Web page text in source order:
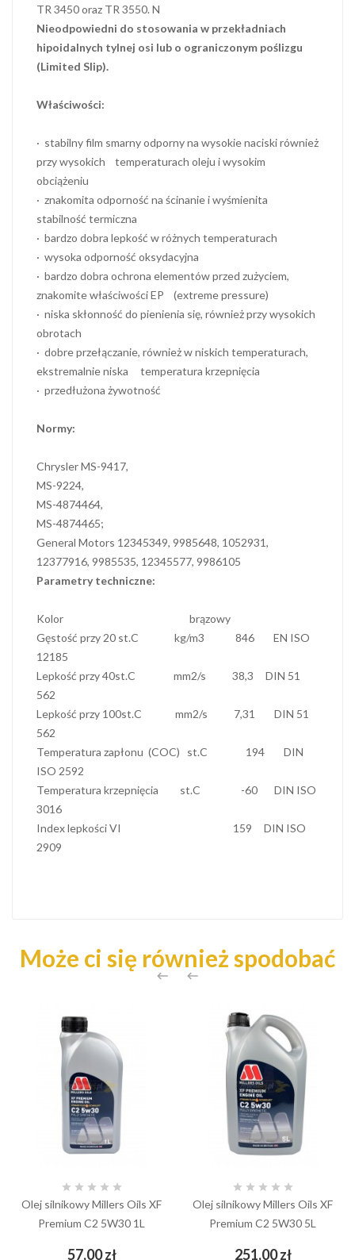
TR 3450 oraz TR 3550. N
Nieodpowiedni do stosowania w przekładniach
hipoidalnych tylnej osi lub o ograniczonym poślizgu
(Limited Slip).
Właściwości:
· stabilny film smarny odporny na wysokie naciski również
przy wysokich temperaturach oleju i wysokim
obciążeniu
· znakomita odporność na ścinanie i wyśmienita
stabilność termiczna
· bardzo dobra lepkość w różnych temperaturach
· wysoka odporność oksydacyjna
· bardzo dobra ochrona elementów przed zużyciem,
znakomite właściwości EP (extreme pressure)
· niska skłonność do pienienia się, również przy wysokich
obrotach
· dobre przełączanie, również w niskich temperaturach,
ekstremalnie niska temperatura krzepnięcia
· przedłużona żywotność
Normy:
Chrysler MS-9417,
MS-9224,
MS-4874464,
MS-4874465;
General Motors 12345349, 9985648, 1052931,
12377916, 9985535, 12345577, 9986105
Parametry techniczne:
Kolor brązowy
Gęstość przy 20 st.C kg/m3 846 EN ISO
12185
Lepkość przy 40st.C mm2/s 38,3 DIN 51
562
Lepkość przy 100st.C mm2/s 7,31 DIN 51
562
Temperatura zapłonu (COC) st.C 194 DIN
ISO 2592
Temperatura krzepnięcia st.C -60 DIN ISO
3016
Index lepkości VI 159 DIN ISO
2909
Może ci się również spodobać
 
    
Olej silnikowy Millers Oils XF
Premium C2 5W30 1L
57,00 złCena
    
Olej silnikowy Millers Oils XF
Premium C2 5W30 5L
251,00 złCena